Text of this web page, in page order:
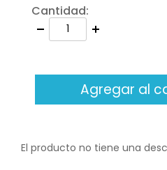
Cantidad:
Agregar al
El producto no tiene una